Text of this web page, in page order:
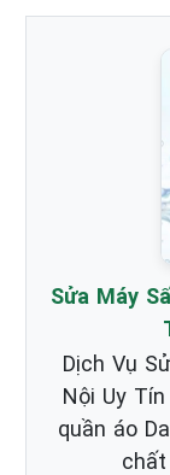
Sửa Máy
Dịch Vụ
Nội Uy
quần áo